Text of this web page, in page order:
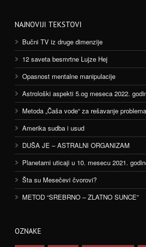
NAJNOVIJI TEKSTOVI
Bučni TV iz druge dimenzije
12 saveta besmrtne Lujze Hej
Opasnost mentalne manipulacije
Astrološki aspekti 5.og meseca 2022.
Metoda „Čaša vode“ za rešavanje
Amerika sudba i usud
DUŠA JE – ASTRALNI ORGANIZAM
Planetarni uticaji u 10. mesecu 2021.
Šta su Mesečevi čvorovi?
METOD “SREBRNO – ZLATNO SUNCE”
OZNAKE